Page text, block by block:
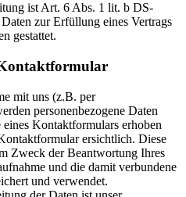
ist Art. 6 Abs. 1 lit. b DS-
zur Erfüllung eines Vertrags
gestattet.
mit uns (z.B. per
personenbezogene Daten
Kontaktformulars erhoben
ersichtlich. Diese
Zweck der Beantwortung Ihres
und die damit verbundene
und verwendet.